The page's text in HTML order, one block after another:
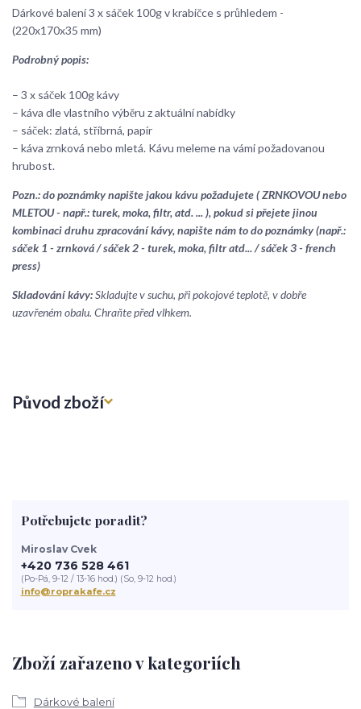
Dárkové balení 3 x sáček 100g v krabičce s průhledem -
(220x170x35 mm)
Podrobný popis:
– 3 x sáček 100g kávy
– káva dle vlastního výběru z aktuální nabídky
– sáček: zlatá, stříbrná, papír
– káva zrnková nebo mletá. Kávu meleme na vámi požadovanou
hrubost.
Pozn.: do poznámky napište jakou kávu požadujete ( ZRNKOVOU nebo
MLETOU - např.: turek, moka, filtr, atd. ... ), pokud si přejete jinou
kombinaci druhu zpracování kávy, napište nám to do poznámky (např.:
sáček 1 - zrnková / sáček 2 - turek, moka, filtr atd... / sáček 3 - french
press)
Skladování kávy:Skladujte v suchu, při pokojové teplotě, v dobře
uzavřeném obalu. Chraňte před vlhkem.
Původ zboží
Zboží zařazeno v kategoriích
Dárkové balení
Potřebujete poradit?
Miroslav Cvek
+420 736 528 461
(Po-Pá, 9-12 / 13-16 hod.) (So, 9-12 hod.)
info@roprakafe.cz